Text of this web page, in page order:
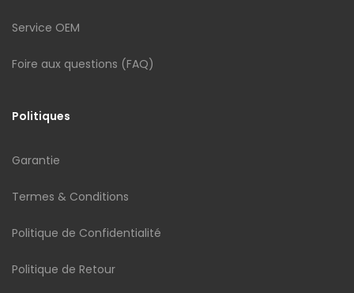
Service OEM
Foire aux questions (FAQ)
Politiques
Garantie
Termes & Conditions
Politique de Confidentialité
Politique de Retour